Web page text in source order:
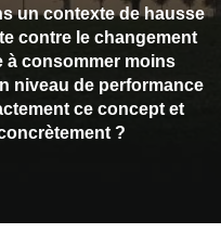
un contexte de hausse
contre le changement
à consommer moins
niveau de performance
ce concept et
?